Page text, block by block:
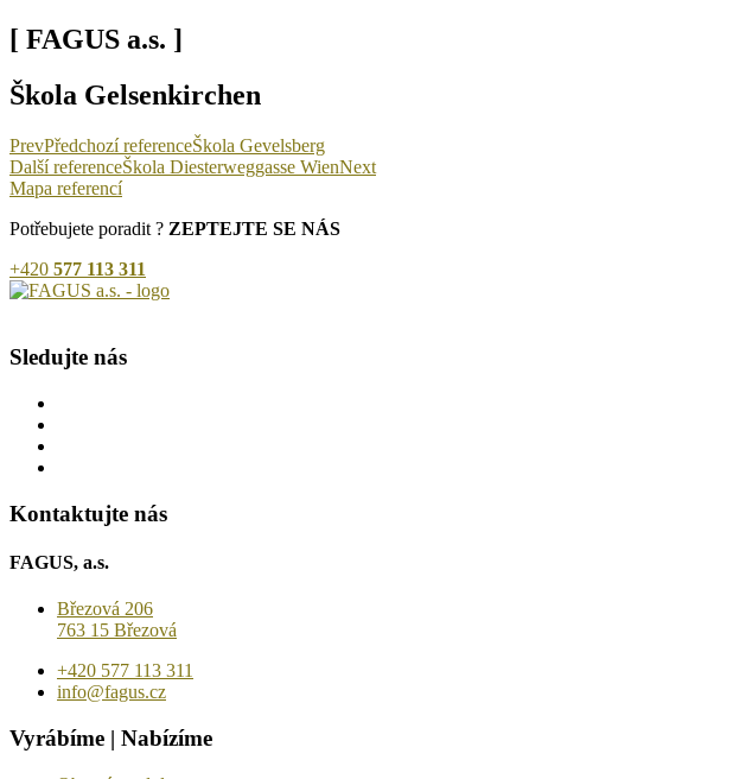
[ FAGUS a.s. ]
Škola Gelsenkirchen
PrevPředchozí referenceŠkola Gevelsberg
Další referenceŠkola Diesterweggasse WienNext
Mapa referencí
Potřebujete poradit ? ZEPTEJTE SE NÁS
+420 577 113 311
Sledujte nás
Kontaktujte nás
FAGUS, a.s.
Březová 206
763 15 Březová
+420 577 113 311
info@fagus.cz
Vyrábíme | Nabízíme